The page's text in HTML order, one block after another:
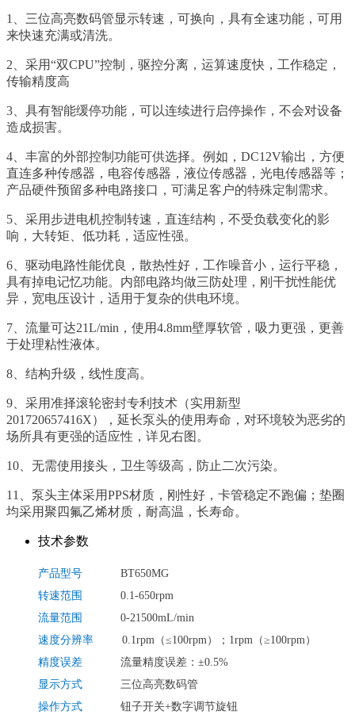
1、三位高亮数码管显示转速，可换向，具有全速功能，可用
来快速充满或清洗。
2、采用“双CPU”控制，驱控分离，运算速度快，工作稳定，
传输精度高
3、具有智能缓停功能，可以连续进行启停操作，不会对设备
造成损害。
4、丰富的外部控制功能可供选择。例如，DC12V输出，方便
直连多种传感器，电容传感器，液位传感器，光电传感器等；
产品硬件预留多种电路接口，可满足客户的特殊定制需求。
5、采用步进电机控制转速，直连结构，不受负载变化的影
响，大转矩、低功耗，适应性强。
6、驱动电路性能优良，散热性好，工作噪音小，运行平稳，
具有掉电记忆功能。内部电路均做三防处理，刚干扰性能优
异，宽电压设计，适用于复杂的供电环境。
7、流量可达21L/min，使用4.8mm壁厚软管，吸力更强，更善
于处理粘性液体。
8、结构升级，线性度高。
9、采用准择滚轮密封专利技术（实用新型
201720657416X），延长泵头的使用寿命，对环境较为恶劣的
场所具有更强的适应性，详见右图。
10、无需使用接头，卫生等级高，防止二次污染。
11、泵头主体采用PPS材质，刚性好，卡管稳定不跑偏；垫圈
均采用聚四氟乙烯材质，耐高温，长寿命。
技术参数
产品型号 BT650MG
转速范围
0.1-650rpm
流量范围
0-21500mL/min
速度分辨率
0.1rpm（≤100rpm）；1rpm（≥100rpm）
精度误差 流量精度误差：±0.5%
显示方式 三位高亮数码管
操作方式 钮子开关+数字调节旋钮